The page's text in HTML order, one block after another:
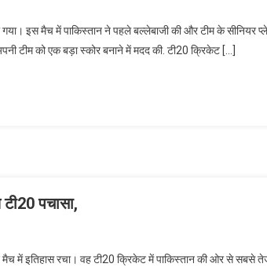
इस मैच में पाकिस्तान ने पहले बल्लेबाजी की और टीम के सीनियर
टीम को एक बड़ा स्कोर बनाने में मदद की. टी20 क्रिकेट […]
पचासा,
में इतिहास रचा। वह टी20 क्रिकेट में पाकिस्तान की ओर से सबसे